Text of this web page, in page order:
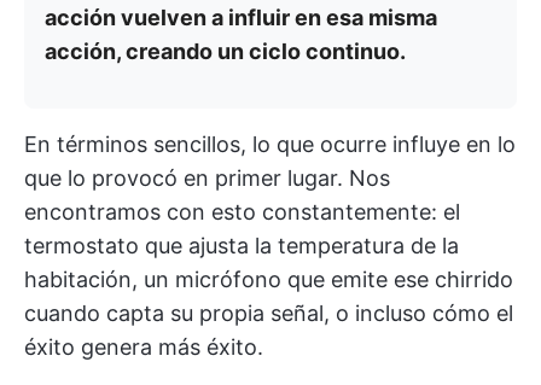
acción vuelven a influir en esa misma
acción, creando un ciclo continuo.
En términos sencillos, lo que ocurre influye en lo
que lo provocó en primer lugar. Nos
encontramos con esto constantemente: el
termostato que ajusta la temperatura de la
habitación, un micrófono que emite ese chirrido
cuando capta su propia señal, o incluso cómo el
éxito genera más éxito.